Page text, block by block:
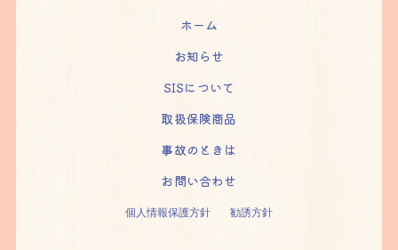
ホーム
お知らせ
SISについて
取扱保険商品
事故のときは
お問い合わせ
個人情報保護方針 勧誘方針